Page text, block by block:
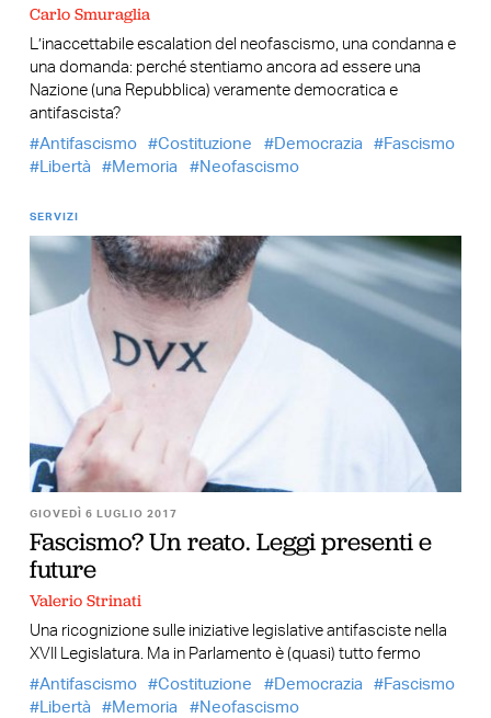
Carlo Smuraglia
L’inaccettabile escalation del neofascismo, una condanna e
una domanda: perché stentiamo ancora ad essere una
Nazione (una Repubblica) veramente democratica e
antifascista?
Antifascismo
Costituzione Democrazia
Fascismo
Libertà
Memoria Neofascismo
SERVIZI
GIOVEDÌ 6 LUGLIO 2017
Fascismo? Un reato. Leggi presenti e
future
Valerio Strinati
Una ricognizione sulle iniziative legislative antifasciste nella
XVII Legislatura. Ma in Parlamento è (quasi) tutto fermo
Antifascismo
Costituzione Democrazia
Fascismo
Libertà
Memoria Neofascismo